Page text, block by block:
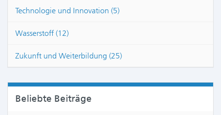
Technologie und Innovation (5)
Wasserstoff (12)
Zukunft und Weiterbildung (25)
Beliebte Beiträge